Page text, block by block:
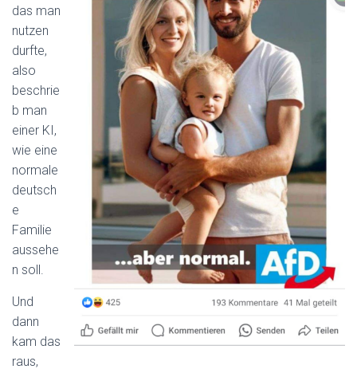
das man
nutzen
durfte,
also
beschrie
b man
einer KI,
wie eine
normale
deutsch
e
Familie
aussehe
n soll.
Und
dann
kam das
raus,